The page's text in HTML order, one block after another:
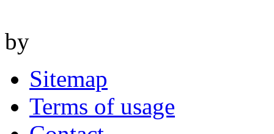
by
Sitemap
Terms of usage